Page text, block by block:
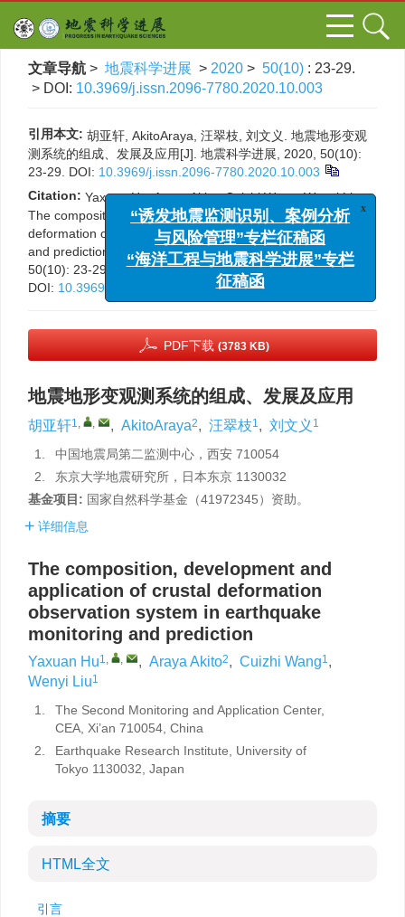
文章导航 > 地震科学进展 > 2020 > 50(10) : 23-29.
> DOI: 10.3969/j.issn.2096-7780.2020.10.003
引用本文: 胡亚轩, AkitoAraya, 汪翠枝, 刘文义. 地震地形变观
测系统的组成、发展及应用[J]. 地震科学进展, 2020, 50(10):
23-29. DOI: 10.3969/j.issn.2096-7780.2020.10.003
Citation: Yaxuan Hu, Araya Akito, Cuizhi Wang, Wenyi Liu.
The composition, development and application of crustal
deformation observation system in earthquake monitoring
and prediction[J].Progress in Earthquake Sciences, 2020,
50(10): 23-29.
DOI: 10.3969/j.issn.2096-7780.2020.10.003
PDF下载 (3783 KB)
地震地形变观测系统的组成、发展及应用
胡亚轩1, , , AkitoAraya2, 汪翠枝1, 刘文义 1
1.
中国地震局第二监测中心，西安 710054
2.
东京大学地震研究所，日本东京 1130032
基金项目: 国家自然科学基金（41972345）资助。
详细信息
The composition, development and
application of crustal deformation
observation system in earthquake
monitoring and prediction
Yaxuan Hu1, , , Araya Akito2, Cuizhi Wang1,
Wenyi Liu1
1.
The Second Monitoring and Application Center,
CEA, Xi’an 710054, China
2.
Earthquake Research Institute, University of
Tokyo 1130032, Japan
摘要
HTML全文
引言
“诱发地震监测识别、案例分析
与风险管理”专栏征稿函
“海洋工程与地震科学进展”专栏
征稿函